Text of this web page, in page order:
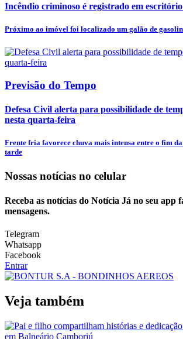
Incêndio criminoso é registrado em
Próximo ao imóvel foi localizado um galão de
Previsão do Tempo
Defesa Civil alerta para possibilidade de
nesta quarta-feira
Frente fria favorece chuva mais intensa entre o fim
tarde
Nossas notícias no celular
Receba as notícias do Notícia Já no seu app
mensagens.
Telegram
Whatsapp
Facebook
Entrar
Veja também